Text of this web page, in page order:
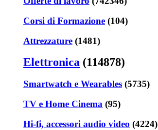
Corsi di Formazione (104)
Attrezzature (1481)
Elettronica (114878)
Smartwatch e Wearables (5735)
TV e Home Cinema (95)
Hi-fi, accessori audio video (4224)